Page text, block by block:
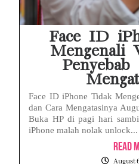
Face ID
Mengenali
Face ID iPhone Tidak
dan Cara Mengatasinya
Buka HP di pagi hari
iPhone malah nolak unlock...
Read
August